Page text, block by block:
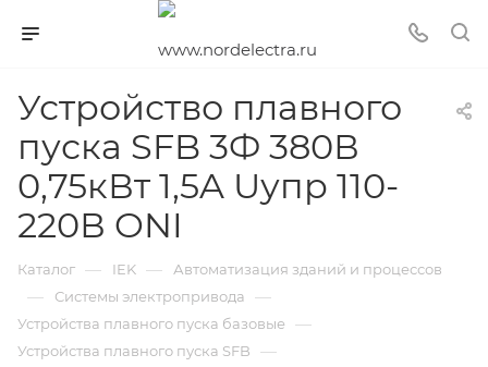
Устройство плавного
пуска SFB 3Ф 380В
0,75кВт 1,5A Uупр 110-
220В ONI
Каталог — IEK — Автоматизация зданий и процессов
— Системы электропривода —
Устройства плавного пуска базовые —
Устройства плавного пуска SFB —